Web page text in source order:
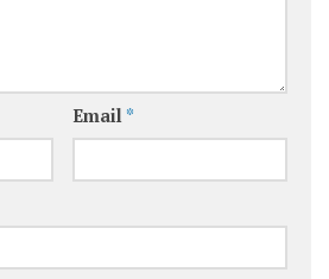
Email *